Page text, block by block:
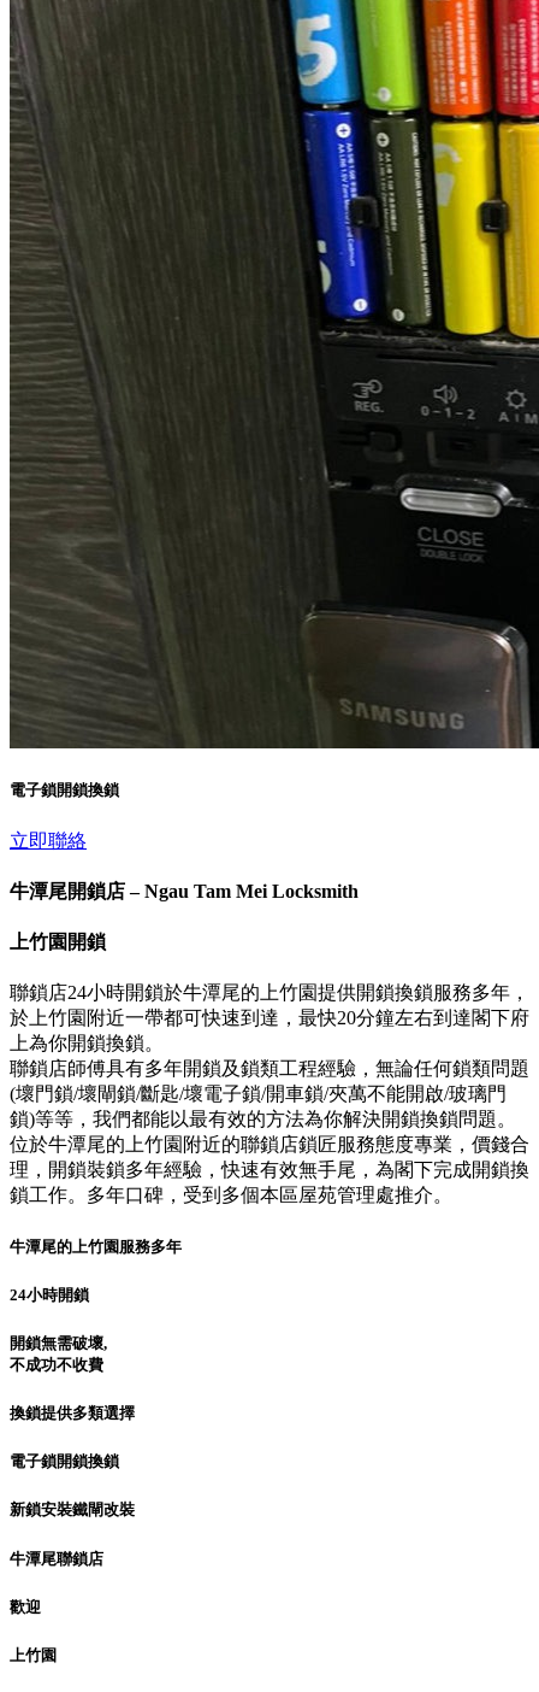
電子鎖開鎖換鎖
立即聯絡
牛潭尾開鎖店 – Ngau Tam Mei Locksmith
上竹園開鎖
聯鎖店24小時開鎖於牛潭尾的上竹園提供開鎖換鎖服務多年，
於上竹園附近一帶都可快速到達，最快20分鐘左右到達閣下府
上為你開鎖換鎖。
聯鎖店師傅具有多年開鎖及鎖類工程經驗，無論任何鎖類問題
(壞門鎖/壞閘鎖/斷匙/壞電子鎖/開車鎖/夾萬不能開啟/玻璃門
鎖)等等，我們都能以最有效的方法為你解決開鎖換鎖問題。
位於牛潭尾的上竹園附近的聯鎖店鎖匠服務態度專業，價錢合
理，開鎖裝鎖多年經驗，快速有效無手尾，為閣下完成開鎖換
鎖工作。多年口碑，受到多個本區屋苑管理處推介。
牛潭尾的上竹園服務多年
24小時開鎖
開鎖無需破壞,
不成功不收費
換鎖提供多類選擇
電子鎖開鎖換鎖
新鎖安裝鐵閘改裝
牛潭尾聯鎖店
歡迎
上竹園